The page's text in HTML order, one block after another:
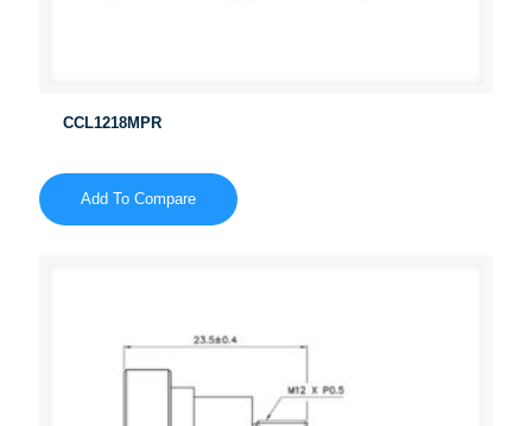
CCL1218MPR
Add To Compare